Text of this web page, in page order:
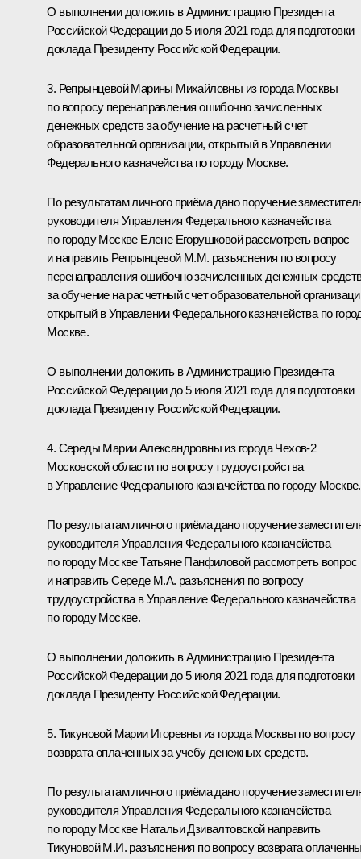
О выполнении доложить в Администрацию Президента
Российской Федерации до 5 июля 2021 года для подготовки
доклада Президенту Российской Федерации.
3. Репрынцевой Марины Михайловны из города Москвы
по вопросу перенаправления ошибочно зачисленных
денежных средств за обучение на расчетный счет
образовательной организации, открытый в Управлении
Федерального казначейства по городу Москве.
По результатам личного приёма дано поручение
руководителя Управления Федерального казначейства
по городу Москве Елене Егорушковой рассмотреть вопрос
и направить Репрынцевой М.М. разъяснения по вопросу
перенаправления ошибочно зачисленных денежных
за обучение на расчетный счет образовательной
открытый в Управлении Федерального казначейства по
Москве.
О выполнении доложить в Администрацию Президента
Российской Федерации до 5 июля 2021 года для подготовки
доклада Президенту Российской Федерации.
4. Середы Марии Александровны из города Чехов-2
Московской области по вопросу трудоустройства
в Управление Федерального казначейства по городу Москве.
По результатам личного приёма дано поручение
руководителя Управления Федерального казначейства
по городу Москве Татьяне Панфиловой рассмотреть вопрос
и направить Середе М.А. разъяснения по вопросу
трудоустройства в Управление Федерального казначейства
по городу Москве.
О выполнении доложить в Администрацию Президента
Российской Федерации до 5 июля 2021 года для подготовки
доклада Президенту Российской Федерации.
5. Тикуновой Марии Игоревны из города Москвы по вопросу
возврата оплаченных за учебу денежных средств.
По результатам личного приёма дано поручение
руководителя Управления Федерального казначейства
по городу Москве Натальи Дзивалтовской направить
Тикуновой М.И. разъяснения по вопросу возврата